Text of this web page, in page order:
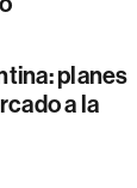
planes
a la